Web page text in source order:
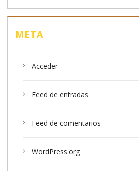
META
Acceder
Feed de entradas
Feed de comentarios
WordPress.org